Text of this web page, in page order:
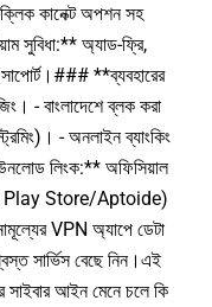
কানেক্ট অপশন সহ
সুবিধা:** অ্যাড-ফ্রি,
সাপোর্ট।### **ব্যবহারের
- বাংলাদেশে ব্লক করা
- অনলাইন ব্যাংকিং
লিংক:** অফিসিয়াল
Play Store/Aptoide)
VPN অ্যাপে ডেটা
সার্ভিস বেছে নিন।এই
সাইবার আইন মেনে চলে কি